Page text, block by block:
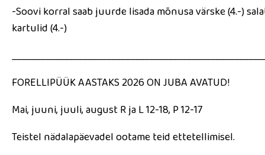
-Soovi korral saab juurde lisada mõnusa värske (4.-)
kartulid (4.-)
FORELLIPÜÜK AASTAKS 2026 ON JUBA AVATUD!
Mai, juuni, juuli, august R ja L 12-18, P 12-17
Teistel nädalapäevadel ootame teid ettetellimisel.